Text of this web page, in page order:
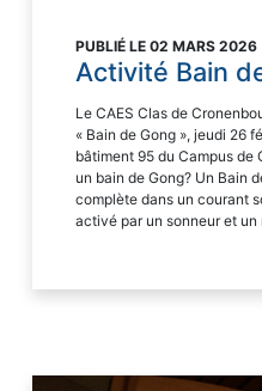
PUBLIÉ LE 02 MARS 2026
Activité Bain
Le CAES Clas de
« Bain de Gong », jeudi 26
bâtiment 95 du Campus de
un bain de Gong? Un Bain
complète dans un courant
activé par un sonneur et